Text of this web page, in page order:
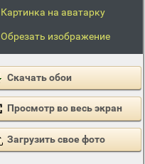
Картинка на аватарку
Обрезать изображение
Скачать обои
Просмотр во весь экран
Загрузить свое фото